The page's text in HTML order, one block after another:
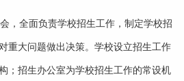
，全面负责学校招生工作，制定学校招
重大问题做出决策。学校设立招生工作
；招生办公室为学校招生工作的常设机